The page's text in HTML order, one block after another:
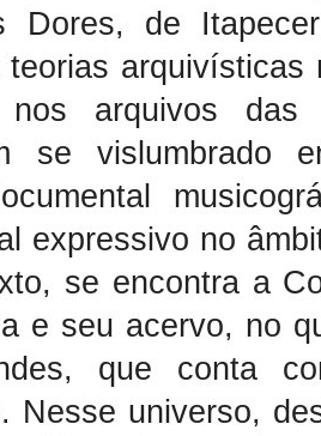
Dores, de
teorias
nos arquivos das
se vislumbrado
expressivo no
se encontra a
e seu acervo, no
que conta
Nesse universo,